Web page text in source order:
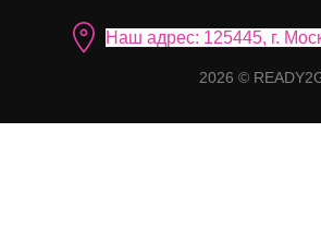
Наш адрес: 125445, г.
2026 ©